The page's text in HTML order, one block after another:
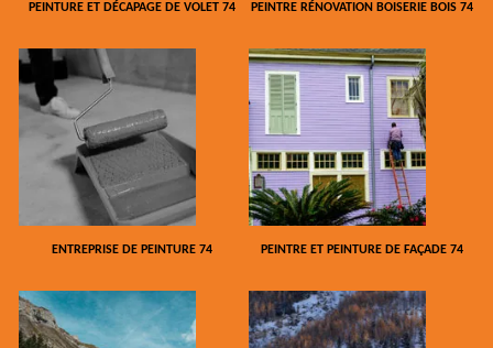
PEINTURE ET DÉCAPAGE DE VOLET 74 PEINTRE RÉNOVATION BOISERIE BOIS 74
ENTREPRISE DE PEINTURE 74 PEINTRE ET PEINTURE DE FAÇADE 74